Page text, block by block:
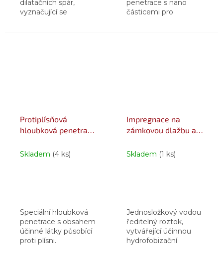
dilatačních spár,
vyznačující se
negativní vlivy
penetrace s nano
částicemi pro
podkladu a snížení
Protiplísňová
hloubková penetrace
Skladem (4 ks)
Speciální hloubková
penetrace s obsahem
účinné látky působící
proti plísni.
Impregnace na
zámkovou dlažbu a
transparentní
Skladem (1 ks)
Jednosložkový vodou
ředitelný roztok,
vytvářející účinnou
hydrofobizační